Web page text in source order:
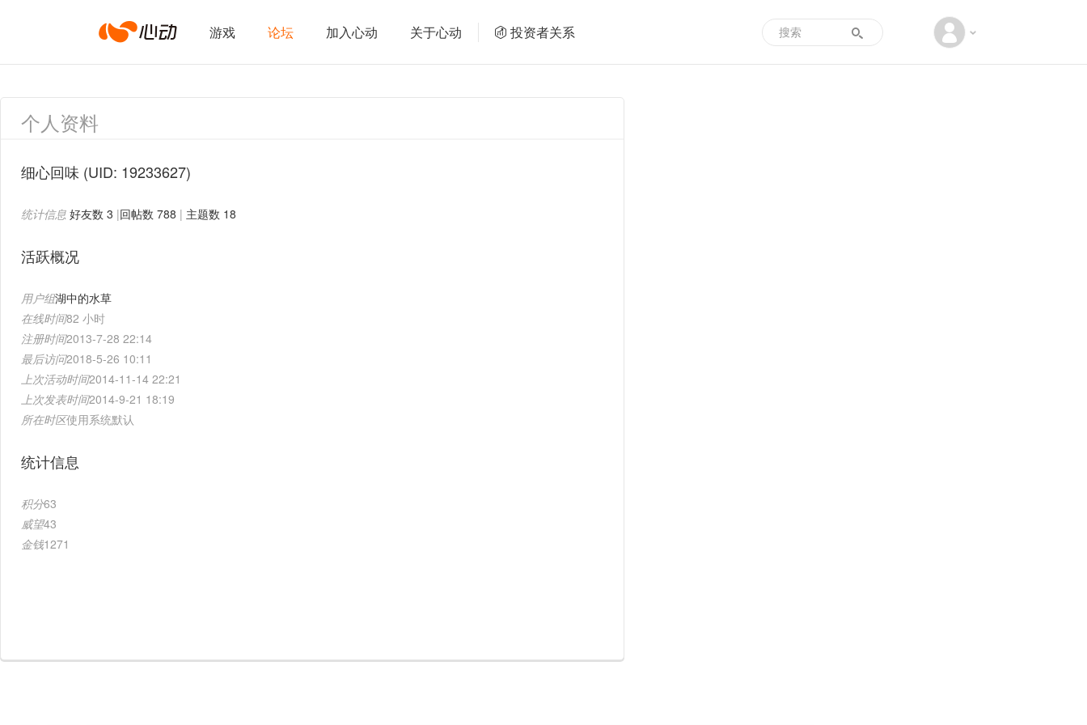
心
动
络
游戏 论坛 加入心动 关于心动 投资者关系
个人资料
细心回味 (UID: 19233627)
统计信息 好友数 3 |回帖数 788 | 主题数 18
活跃概况
用户组湖中的水草
在线时间82 小时
注册时间2013-7-28 22:14
最后访问2018-5-26 10:11
上次活动时间2014-11-14 22:21
上次发表时间2014-9-21 18:19
所在时区使用系统默认
统计信息
积分63
威望43
金钱1271